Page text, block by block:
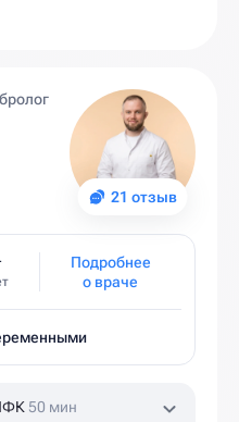
21 отзыв
Подробнее
о враче
50 мин